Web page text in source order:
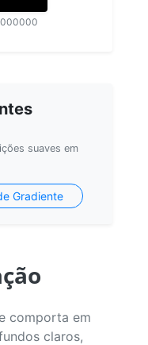
suaves em
Gradiente
comporta em
claros,